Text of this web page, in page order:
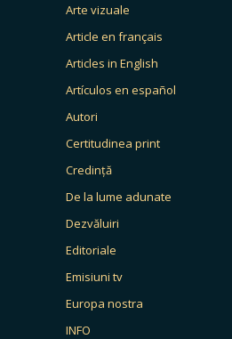
Arte vizuale
Article en français
Articles in English
Artículos en español
Autori
Certitudinea print
Credință
De la lume adunate
Dezvăluiri
Editoriale
Emisiuni tv
Europa nostra
INFO